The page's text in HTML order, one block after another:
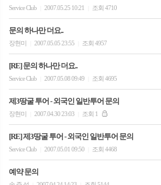
Service Club 2007.05.25 10:21 조회 4710
문의 하나만 더요..
장현미 2007.05.05 23:55 조회 4957
[RE] 문의 하나만 더요..
Service Club 2007.05.08 09:49 조회 4695
제3땅굴 투어 - 외국인 일반투어 문의
장현미 2007.04.30 23:03 조회 1
[RE] 제3땅굴 투어 - 외국인 일반투어 문의
Service Club 2007.05.01 09:50 조회 4468
예약 문의